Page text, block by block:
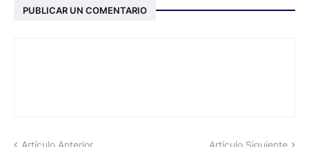
PUBLICAR UN COMENTARIO